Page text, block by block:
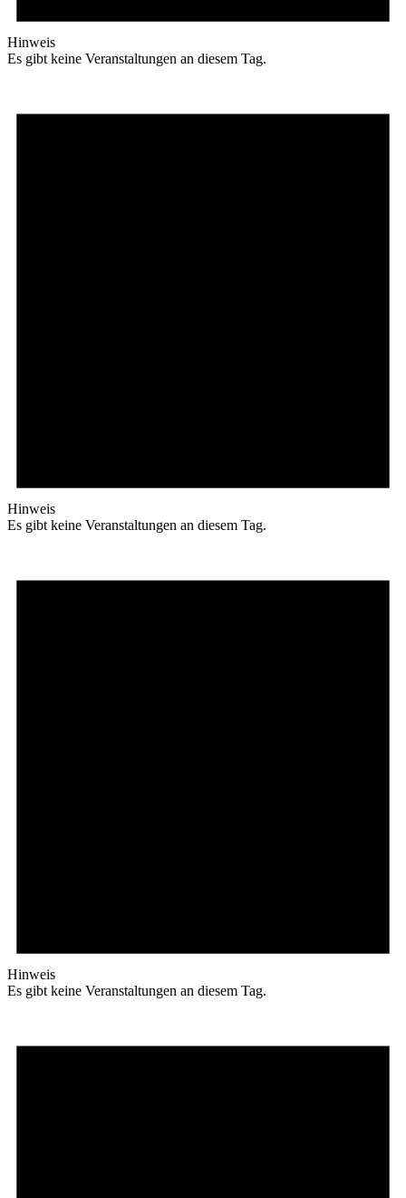
Hinweis
Es gibt keine Veranstaltungen an diesem Tag.
Hinweis
Es gibt keine Veranstaltungen an diesem Tag.
Hinweis
Es gibt keine Veranstaltungen an diesem Tag.